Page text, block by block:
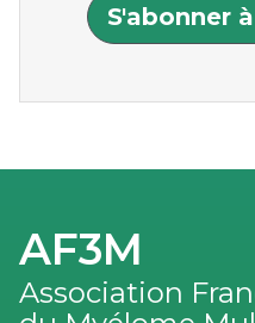
S'abonner
AF3M
Association